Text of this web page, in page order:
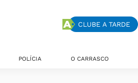
CLUBE A TARDE
POLÍCIA O CARRASCO